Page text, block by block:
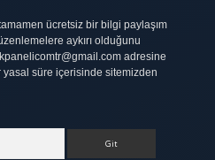
ücretsiz bir bilgi paylaşım
aykırı olduğunu
adresine
süre içerisinde sitemizden